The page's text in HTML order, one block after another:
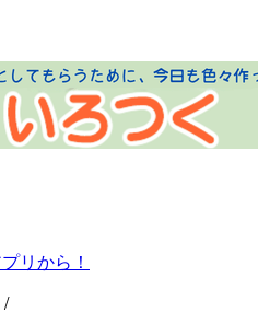
リから！
/